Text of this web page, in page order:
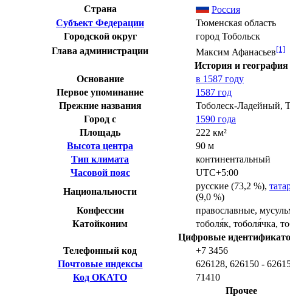
Страна
Россия
Субъект Федерации
Тюменская область
Городской округ
город Тобольск
Глава администрации
Максим Афанасьев[1]
История и география
Основание
в 1587 году
Первое упоминание
1587 год
Прежние названия
Тоболеск-Ладейный,
Город с
1590 года
Площадь
222 км²
Высота центра
90 м
Тип климата
континентальный
Часовой пояс
UTC+5:00
Национальности
русские (73,2 %),
(9,0 %)
Конфессии
православные,
Катойконим
тоболя́к, тоболя́чка,
Цифровые
Телефонный код
+7 3456
Почтовые индексы
626128, 626150 -
Код ОКАТО
71410
Прочее